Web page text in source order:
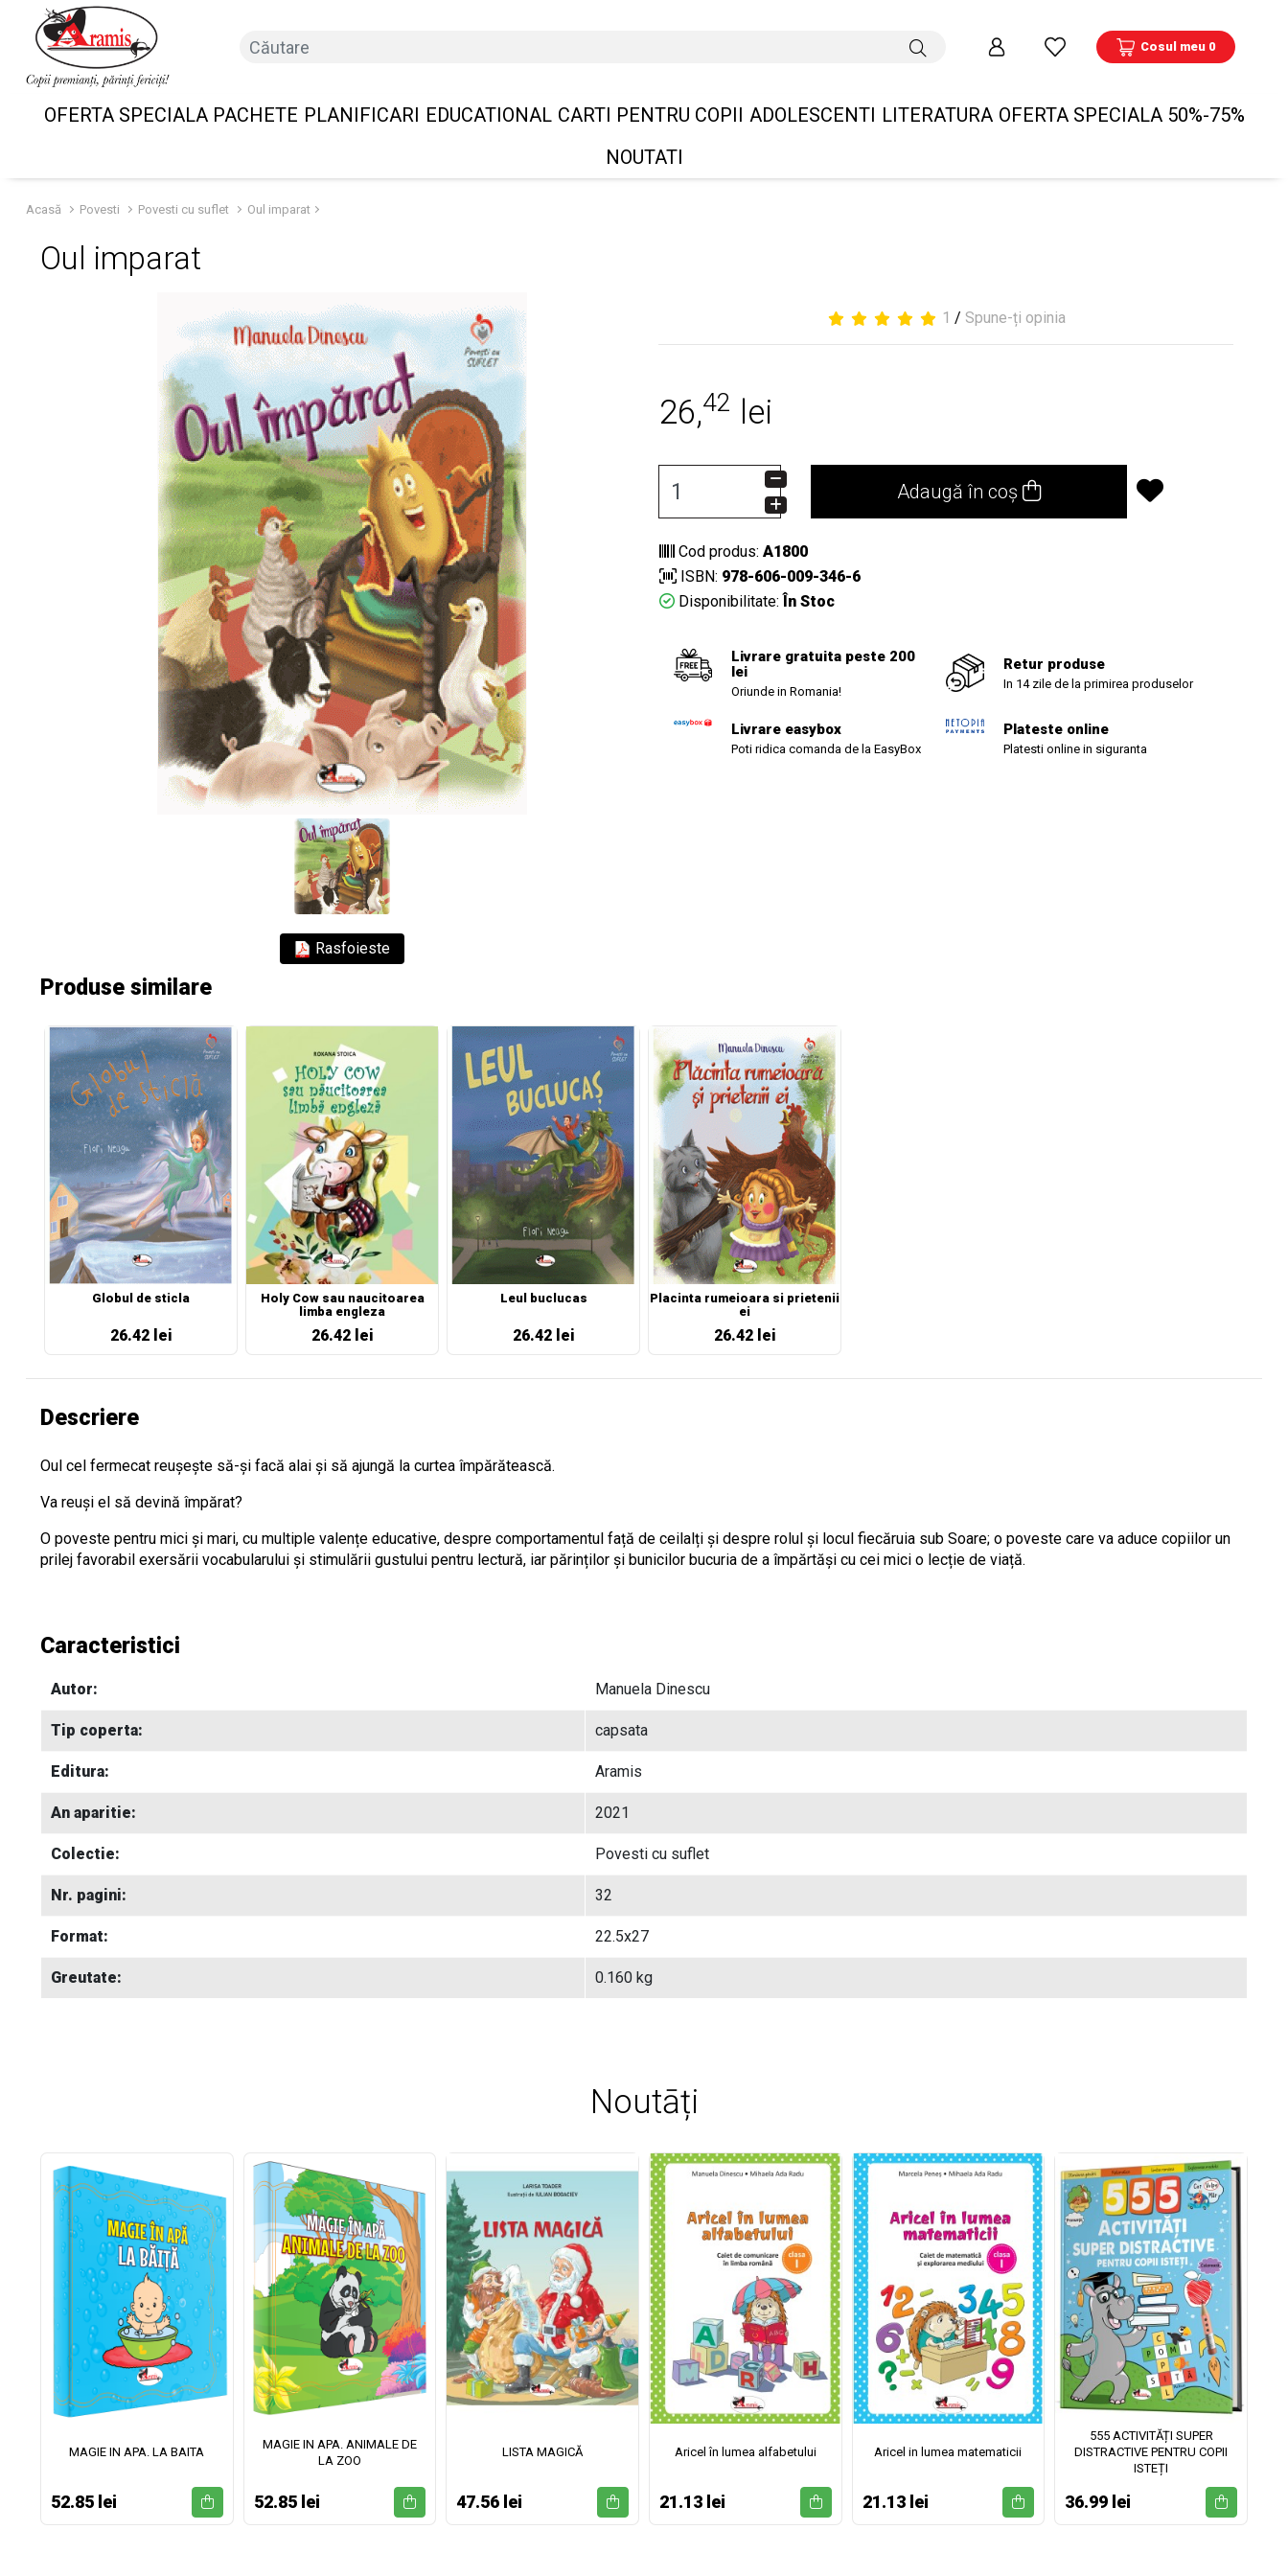
Cosul meu 0
OFERTA SPECIALA PACHETE PLANIFICARI EDUCATIONAL CARTI PENTRU COPII ADOLESCENTI LITERATURA OFERTA SPECIALA 50%-75%
NOUTATI
Acasă Povesti Povesti cu suflet Oul imparat
Oul imparat
Rasfoieste
1 / Spune-ți opinia
26,42 lei
Adaugă în coș
Cod produs: A1800
ISBN: 978-606-009-346-6
Disponibilitate: În Stoc
Livrare gratuita peste 200
lei
Oriunde in Romania!
Retur produse
In 14 zile de la primirea produselor
Livrare easybox
Poti ridica comanda de la EasyBox
Plateste online
Platesti online in siguranta
Produse similare
Globul de sticla
26.42 lei
Holy Cow sau naucitoarea
limba engleza
26.42 lei
Leul buclucas
26.42 lei
Placinta rumeioara si prietenii
ei
26.42 lei
Descriere
Oul cel fermecat reușește să-și facă alai și să ajungă la curtea împărătească.
Va reuși el să devină împărat?
O poveste pentru mici și mari, cu multiple valențe educative, despre comportamentul față de ceilalți și despre rolul și locul fiecăruia sub Soare; o poveste care va aduce copiilor un
prilej favorabil exersării vocabularului și stimulării gustului pentru lectură, iar părinților și bunicilor bucuria de a împărtăși cu cei mici o lecție de viață.
Caracteristici
Autor: Manuela Dinescu
Tip coperta: capsata
Editura: Aramis
An aparitie: 2021
Colectie: Povesti cu suflet
Nr. pagini: 32
Format: 22.5x27
Greutate: 0.160 kg
Noutāți
MAGIE IN APA. LA BAITA
52.85 lei
MAGIE IN APA. ANIMALE DE
LA ZOO
52.85 lei
LISTA MAGICĂ
47.56 lei
Aricel în lumea alfabetului
21.13 lei
Aricel in lumea matematicii
21.13 lei
555 ACTIVITĂȚI SUPER
DISTRACTIVE PENTRU COPII
ISTEȚI
36.99 lei